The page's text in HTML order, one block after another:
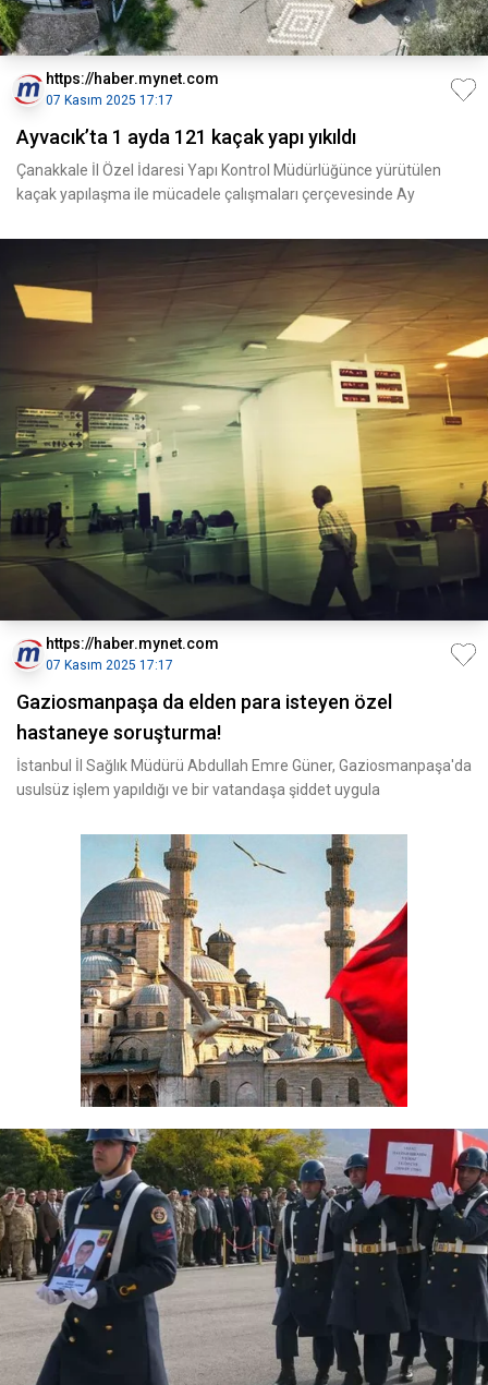
https://haber.mynet.com
07 Kasım 2025 17:17
Ayvacık’ta 1 ayda 121 kaçak yapı yıkıldı
Çanakkale İl Özel İdaresi Yapı Kontrol Müdürlüğünce yürütülen
kaçak yapılaşma ile mücadele çalışmaları çerçevesinde Ay
https://haber.mynet.com
07 Kasım 2025 17:17
Gaziosmanpaşa da elden para isteyen özel
hastaneye soruşturma!
İstanbul İl Sağlık Müdürü Abdullah Emre Güner, Gaziosmanpaşa'da
usulsüz işlem yapıldığı ve bir vatandaşa şiddet uygula